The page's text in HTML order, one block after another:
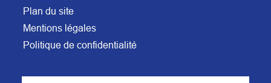
Plan du site
Mentions légales
Politique de confidentialité